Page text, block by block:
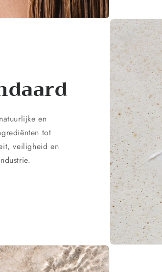
en
tot
veiligheid en